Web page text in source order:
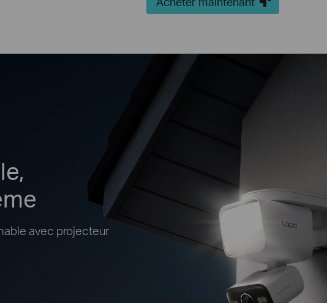
avec projecteur